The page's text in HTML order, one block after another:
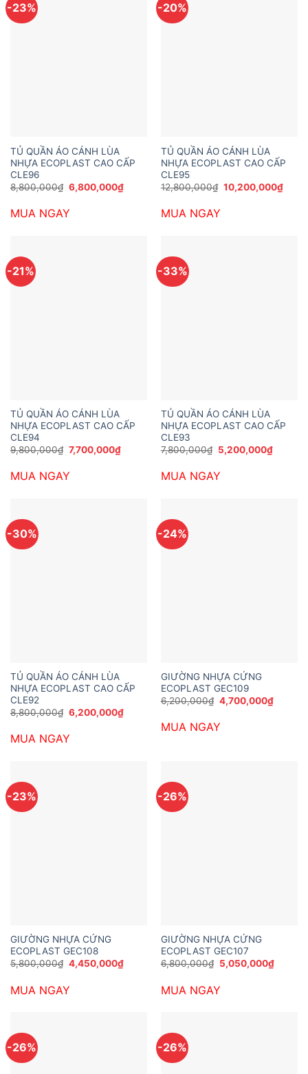
-23%
TỦ QUẦN ÁO CÁNH LÙA
NHỰA ECOPLAST CAO CẤP
CLE96
8,800,000₫ Giá
gốc
8,800,000₫.
6,800,000₫Giá
hiện
MUA NGAY
-20%
TỦ QUẦN ÁO CÁNH LÙA
NHỰA ECOPLAST CAO CẤP
CLE95
12,800,000₫ Giá
gốc
10,200,000₫Giá
hiện
MUA NGAY
-21%
TỦ QUẦN ÁO CÁNH LÙA
NHỰA ECOPLAST CAO CẤP
CLE94
9,800,000₫ Giá
gốc
9,800,000₫.
7,700,000₫Giá
hiện
MUA NGAY
-33%
TỦ QUẦN ÁO CÁNH LÙA
NHỰA ECOPLAST CAO CẤP
CLE93
7,800,000₫ Giá
gốc
7,800,000₫.
5,200,000₫Giá
hiện
MUA NGAY
-30%
TỦ QUẦN ÁO CÁNH LÙA
NHỰA ECOPLAST CAO CẤP
CLE92
8,800,000₫ Giá
gốc
8,800,000₫.
6,200,000₫Giá
hiện
MUA NGAY
-24%
GIƯỜNG NHỰA CỨNG
ECOPLAST GEC109
6,200,000₫ Giá
gốc
6,200,000₫.
4,700,000₫Giá
hiện
MUA NGAY
-23%
GIƯỜNG NHỰA CỨNG
ECOPLAST GEC108
5,800,000₫ Giá
gốc
5,800,000₫.
4,450,000₫Giá
hiện
4,450,000₫.
MUA NGAY
-26%
GIƯỜNG NHỰA CỨNG
ECOPLAST GEC107
6,800,000₫ Giá
gốc
6,800,000₫.
5,050,000₫Giá
hiện
MUA NGAY
-26% -26%